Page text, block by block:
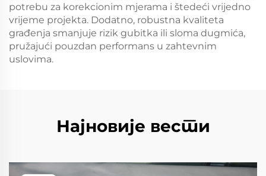
potrebu za korekcionim mjerama i štedeći vrijedno
vrijeme projekta. Dodatno, robustna kvaliteta
građenja smanjuje rizik gubitka ili sloma dugmića,
pružajući pouzdan performans u zahtevnim
uslovima.
Најновије вести